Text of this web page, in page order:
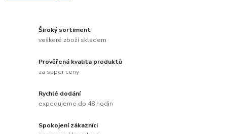
Široký sortiment
veškeré zboží skladem
Prověřená kvalita produktů
za super ceny
Rychlé dodání
expedujeme do 48 hodin
Spokojení zákazníci